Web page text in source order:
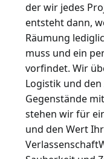
der wir jedes
entsteht dann,
Räumung
muss und ein
vorfindet. Wir
Logistik und
Gegenstände
stehen wir für
und den Wert